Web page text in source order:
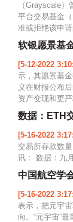
（Grayscale
平台交易基金
准或拒绝该申
软银愿景基
[5-12-2022
示，其愿景基
义在财报公布
资产变现和更
数据：ETH
[5-16-2022
交易所存款数
讯： 数据：九
中国航空学
[5-16-2022
表示，把元宇
向。“元宇宙”